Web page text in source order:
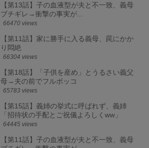
【第13話】子の血液型が夫と不一致、義母
ブチギレ→衝撃の事実が...
66470 views
【第11話】家に勝手に入る義母、罠にかか
り悶絶
66304 views
【第18話】「子供を産め」とうるさい義父
母→夫の前でフルボッコ
65783 views
【第15話】義姉の挙式に呼ばれず、義姉
「招待状の手配とご祝儀よろしくww」
64445 views
【第11話】子の血液型が夫と不一致、義母